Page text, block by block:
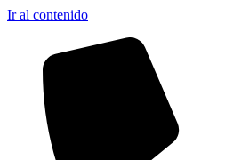
Ir al contenido